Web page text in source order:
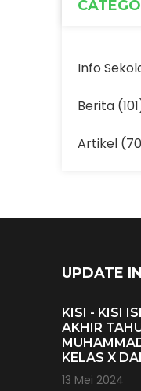
Info
Berita
Artikel
UPDATE
KISI - KISI
AKHIR
KELAS X
13 Mei 2024